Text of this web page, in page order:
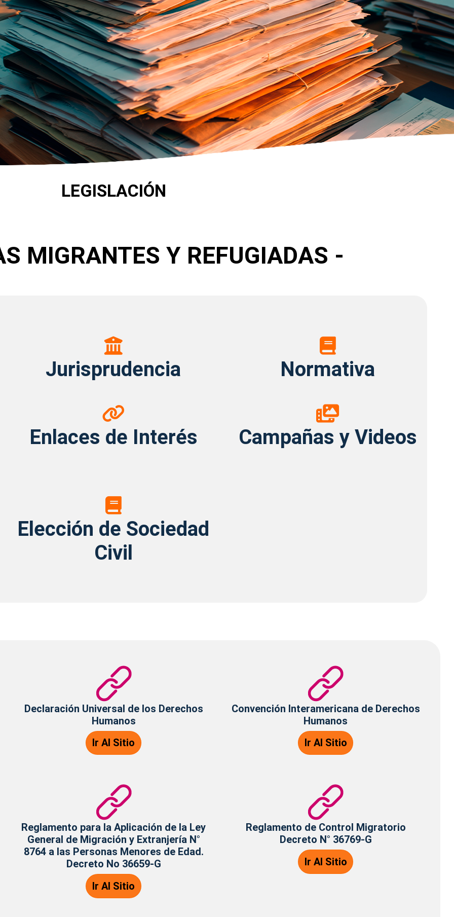
LEGISLACIÓN
MIGRANTES Y REFUGIADAS -
Jurisprudencia
Jurisprudencia Normativa
Interés
Enlaces de Interés
Campañas
Videos
Campañas y Videos
DE
SOCIEDAD
CIVIL
Elección de Sociedad
Civil
Declaración Universal de los Derechos
Humanos
Ir Al Sitio
Convención Interamericana de Derechos
Humanos
Ir Al Sitio
Reglamento para la Aplicación de la Ley
General de Migración y Extranjería N°
8764 a las Personas Menores de Edad.
Decreto No 36659-G
Ir Al Sitio
Reglamento de Control Migratorio
Decreto N° 36769-G
Ir Al Sitio